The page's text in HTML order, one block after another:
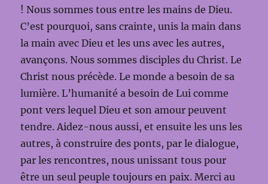
! Nous sommes tous entre les mains de Dieu.
C’est pourquoi, sans crainte, unis la main dans
la main avec Dieu et les uns avec les autres,
avançons. Nous sommes disciples du Christ. Le
Christ nous précède. Le monde a besoin de sa
lumière. L’humanité a besoin de Lui comme
pont vers lequel Dieu et son amour peuvent
tendre. Aidez-nous aussi, et ensuite les uns les
autres, à construire des ponts, par le dialogue,
par les rencontres, nous unissant tous pour
être un seul peuple toujours en paix. Merci au